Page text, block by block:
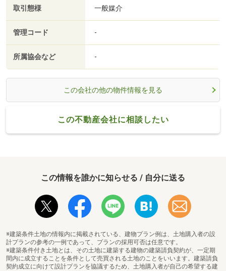
取引態様 一般媒介
管理コード -
所属協会など -
この会社の他の物件情報を見る
この不動産会社に相談したい
この情報を誰かに知らせる / 自分に送る
※建築条件土地の情報内に掲載されている、建物プラン例は、土地購入者の設
計プランの参考の一例であって、プランの採用可否は任意です。
※建築条件付き土地とは、その土地に建築する建物の建築請負契約が、一定期
間内に成立することを条件として売買される土地のことをいいます。建築請負
契約成立に向けて設計プランを協議するため、土地購入者が自己の希望する建